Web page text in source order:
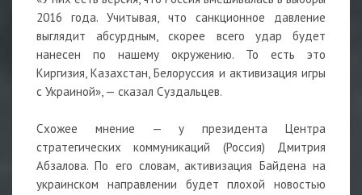
2016 года. Учитывая, что санкционное давление
выглядит абсурдным, скорее всего удар будет
нанесен по нашему окружению. То есть это
Киргизия, Казахстан, Белоруссия и активизация игры
с Украиной», — сказал Суздальцев.
Схожее мнение — у президента Центра
стратегических коммуникаций (Россия) Дмитрия
Абзалова. По его словам, активизация Байдена на
украинском направлении будет плохой новостью